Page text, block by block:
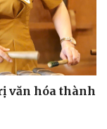
văn hóa thành